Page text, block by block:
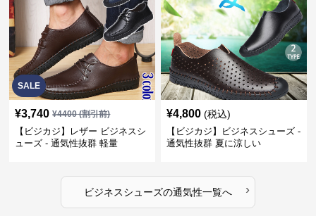
SALE
¥3,740 ¥4400(割引前)
【ビジカジ】レザー ビジネスシ
ューズ - 通気性抜群 軽量
¥4,800 (税込)
【ビジカジ】ビジネスシューズ -
通気性抜群 夏に涼しい
ビジネスシューズの通気性一覧へ ›